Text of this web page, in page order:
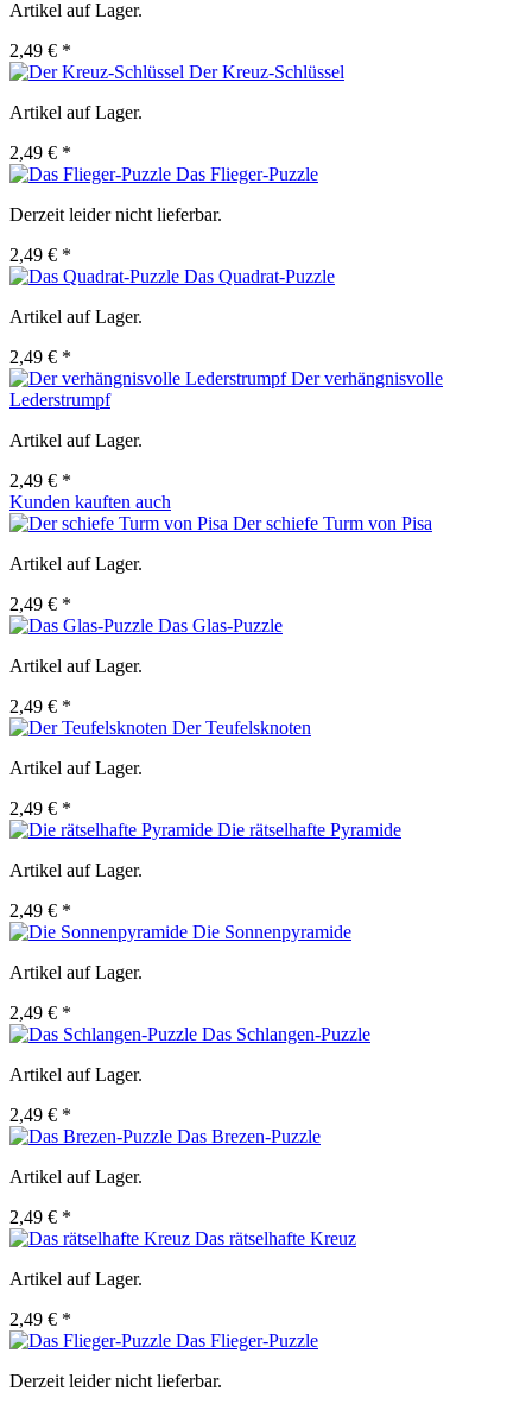
Artikel auf Lager.
2,49 € *
Der Kreuz-Schlüssel
Artikel auf Lager.
2,49 € *
Das Flieger-Puzzle
Derzeit leider nicht lieferbar.
2,49 € *
Das Quadrat-Puzzle
Artikel auf Lager.
2,49 € *
Der verhängnisvolle
Lederstrumpf
Artikel auf Lager.
2,49 € *
Kunden kauften auch
Der schiefe Turm von Pisa
Artikel auf Lager.
2,49 € *
Das Glas-Puzzle
Artikel auf Lager.
2,49 € *
Der Teufelsknoten
Artikel auf Lager.
2,49 € *
Die rätselhafte Pyramide
Artikel auf Lager.
2,49 € *
Die Sonnenpyramide
Artikel auf Lager.
2,49 € *
Das Schlangen-Puzzle
Artikel auf Lager.
2,49 € *
Das Brezen-Puzzle
Artikel auf Lager.
2,49 € *
Das rätselhafte Kreuz
Artikel auf Lager.
2,49 € *
Das Flieger-Puzzle
Derzeit leider nicht lieferbar.